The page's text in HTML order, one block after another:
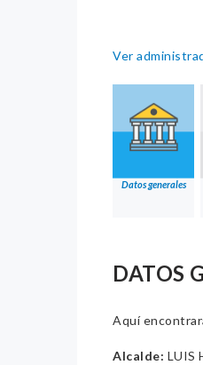
Ver
Datos generales
DATOS
Aquí
Alcalde: LUIS